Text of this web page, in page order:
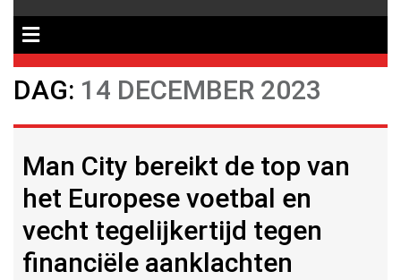
DAG: 14 DECEMBER 2023
Man City bereikt de top van
het Europese voetbal en
vecht tegelijkertijd tegen
financiële aanklachten